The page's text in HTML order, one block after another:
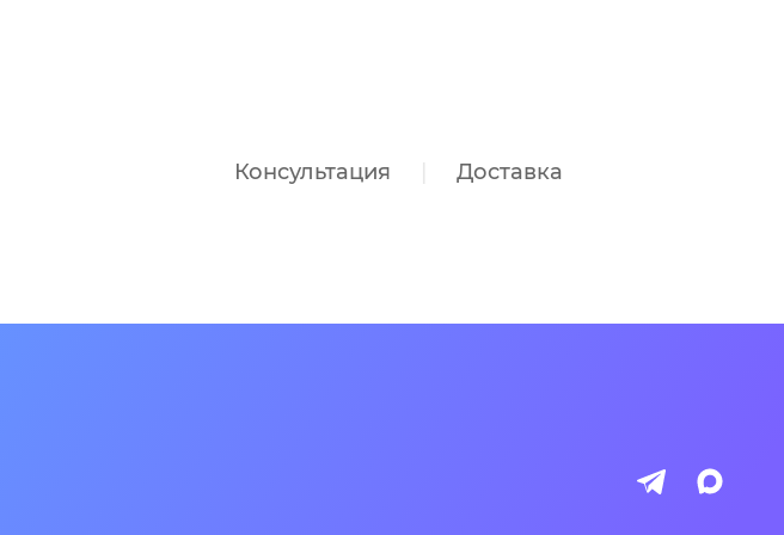
Консультация Доставка